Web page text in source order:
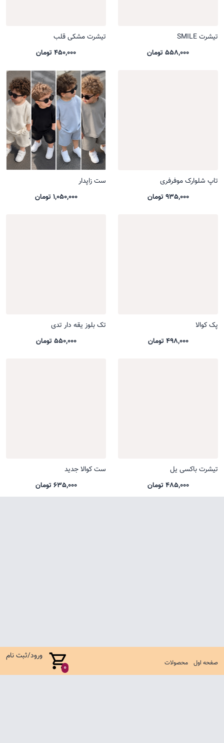
صفحه اول محصولات 0
ورود/ثبت نام
تیشرت SMILE
558,000 تومان
تیشرت مشکی قلب
450,000 تومان
تاپ شلوارک موفرفری
935,000 تومان
ست زاپدار
1,050,000 تومان
پک کوالا
498,000 تومان
تک بلوز یقه دار تدی
550,000 تومان
تیشرت باکسی یل
485,000 تومان
ست کوالا جدید
635,000 تومان